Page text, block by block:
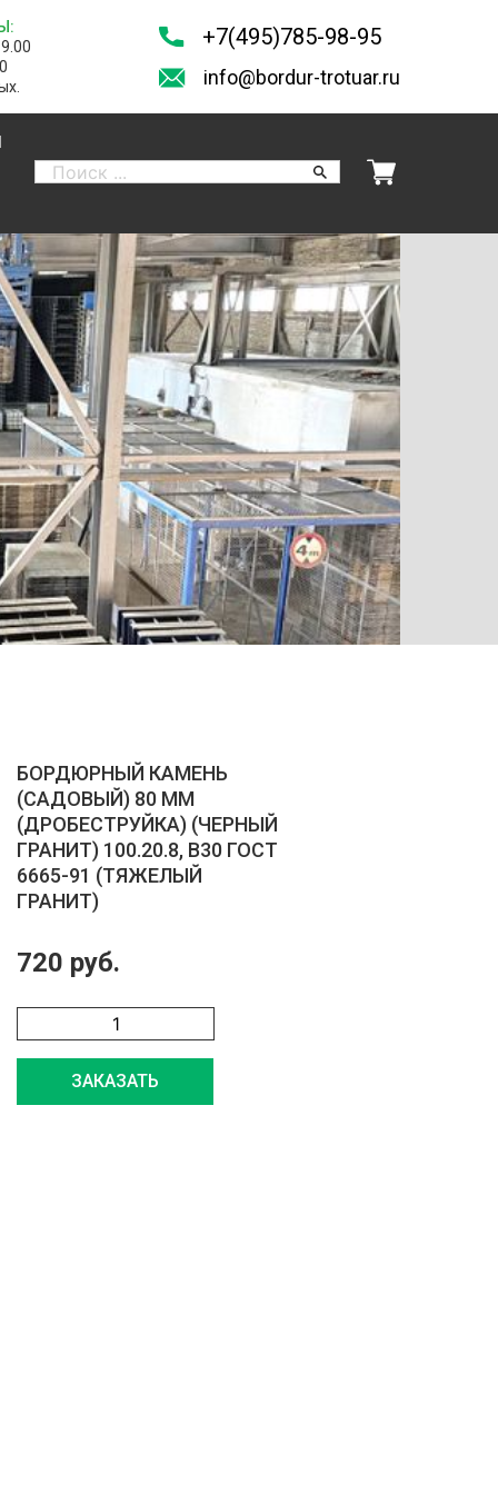
+7(495)785-98-95
info@bordur-trotuar.ru
БОРДЮРНЫЙ КАМЕНЬ
(САДОВЫЙ) 80 ММ
(ДРОБЕСТРУЙКА) (ЧЕРНЫЙ
ГРАНИТ) 100.20.8, B30 ГОСТ
6665-91 (ТЯЖЕЛЫЙ
ГРАНИТ)
720 руб.
ЗАКАЗАТЬ